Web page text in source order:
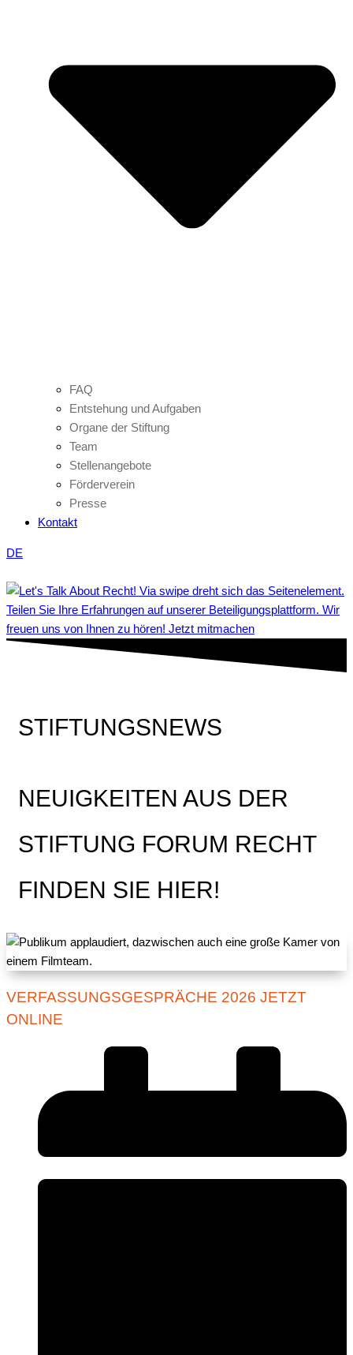
FAQ
Entstehung und Aufgaben
Organe der Stiftung
Team
Stellenangebote
Förderverein
Presse
Kontakt
DE
Teilen Sie Ihre Erfahrungen auf unserer Beteiligungsplattform. Wir
freuen uns von Ihnen zu hören! Jetzt mitmachen
STIFTUNGSNEWS
NEUIGKEITEN AUS DER
STIFTUNG FORUM RECHT
FINDEN SIE HIER!
VERFASSUNGSGESPRÄCHE 2026 JETZT
ONLINE